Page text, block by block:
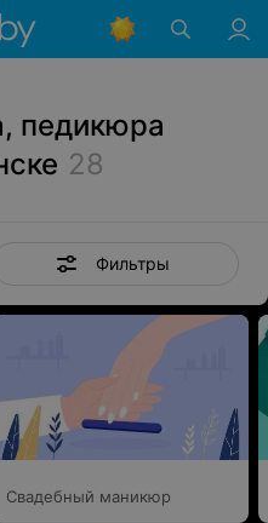
педикюра
28
Фильтры
Свадебный маникюр